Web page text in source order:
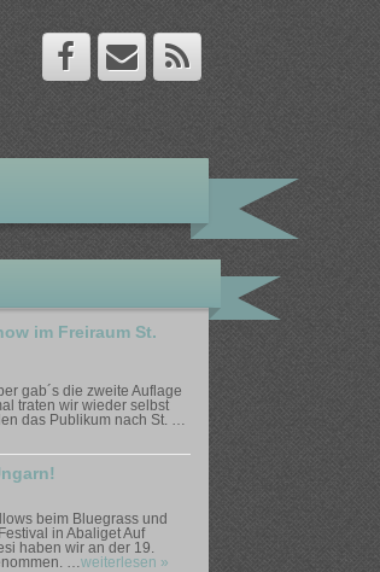
im Freiraum St.
gab´s die zweite Auflage
traten wir wieder selbst
das Publikum nach St. …
beim Bluegrass und
in Abaliget Auf
haben wir an der 19.
…weiterlesen »